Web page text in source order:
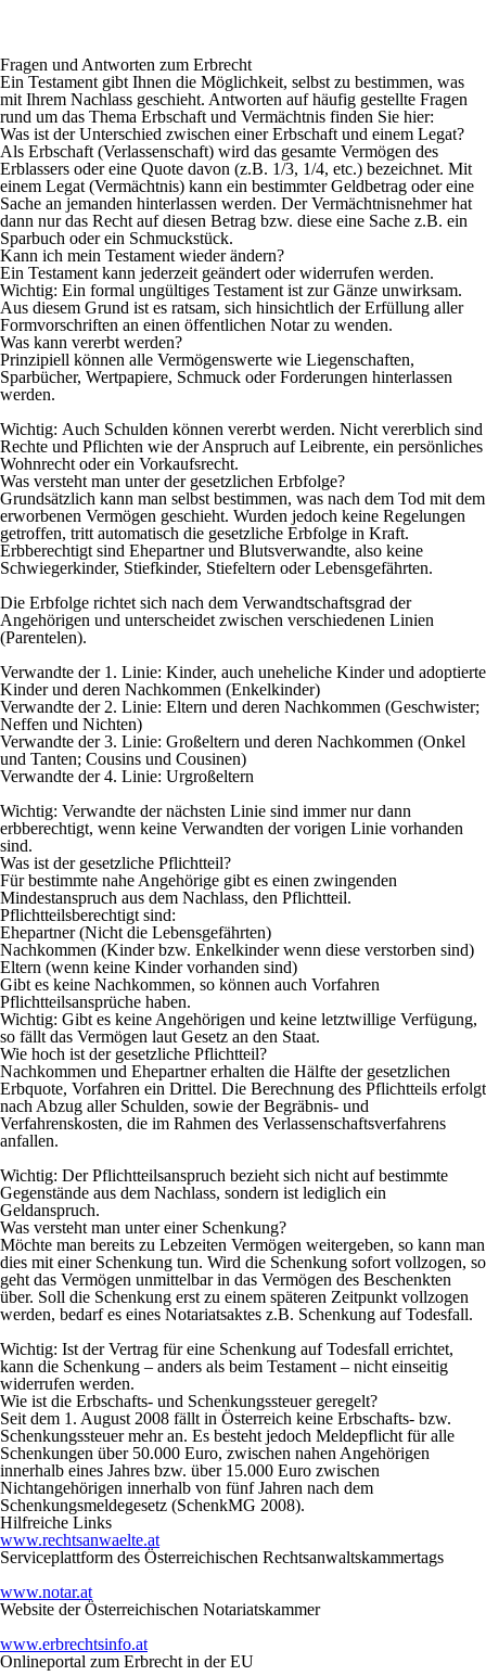
Fragen und Antworten zum Erbrecht
Ein Testament gibt Ihnen die Möglichkeit, selbst zu bestimmen, was
mit Ihrem Nachlass geschieht. Antworten auf häufig gestellte Fragen
rund um das Thema Erbschaft und Vermächtnis finden Sie hier:
Was ist der Unterschied zwischen einer Erbschaft und einem Legat?
Als Erbschaft (Verlassenschaft) wird das gesamte Vermögen des
Erblassers oder eine Quote davon (z.B. 1/3, 1/4, etc.) bezeichnet. Mit
einem Legat (Vermächtnis) kann ein bestimmter Geldbetrag oder eine
Sache an jemanden hinterlassen werden. Der Vermächtnisnehmer hat
dann nur das Recht auf diesen Betrag bzw. diese eine Sache z.B. ein
Sparbuch oder ein Schmuckstück.
Kann ich mein Testament wieder ändern?
Ein Testament kann jederzeit geändert oder widerrufen werden.
Wichtig: Ein formal ungültiges Testament ist zur Gänze unwirksam.
Aus diesem Grund ist es ratsam, sich hinsichtlich der Erfüllung aller
Formvorschriften an einen öffentlichen Notar zu wenden.
Was kann vererbt werden?
Prinzipiell können alle Vermögenswerte wie Liegenschaften,
Sparbücher, Wertpapiere, Schmuck oder Forderungen hinterlassen
werden.
Wichtig: Auch Schulden können vererbt werden. Nicht vererblich sind
Rechte und Pflichten wie der Anspruch auf Leibrente, ein persönliches
Wohnrecht oder ein Vorkaufsrecht.
Was versteht man unter der gesetzlichen Erbfolge?
Grundsätzlich kann man selbst bestimmen, was nach dem Tod mit dem
erworbenen Vermögen geschieht. Wurden jedoch keine Regelungen
getroffen, tritt automatisch die gesetzliche Erbfolge in Kraft.
Erbberechtigt sind Ehepartner und Blutsverwandte, also keine
Schwiegerkinder, Stiefkinder, Stiefeltern oder Lebensgefährten.
Die Erbfolge richtet sich nach dem Verwandtschaftsgrad der
Angehörigen und unterscheidet zwischen verschiedenen Linien
(Parentelen).
Verwandte der 1. Linie: Kinder, auch uneheliche Kinder und adoptierte
Kinder und deren Nachkommen (Enkelkinder)
Verwandte der 2. Linie: Eltern und deren Nachkommen (Geschwister;
Neffen und Nichten)
Verwandte der 3. Linie: Großeltern und deren Nachkommen (Onkel
und Tanten; Cousins und Cousinen)
Verwandte der 4. Linie: Urgroßeltern
Wichtig: Verwandte der nächsten Linie sind immer nur dann
erbberechtigt, wenn keine Verwandten der vorigen Linie vorhanden
sind.
Was ist der gesetzliche Pflichtteil?
Für bestimmte nahe Angehörige gibt es einen zwingenden
Mindestanspruch aus dem Nachlass, den Pflichtteil.
Pflichtteilsberechtigt sind:
Ehepartner (Nicht die Lebensgefährten)
Nachkommen (Kinder bzw. Enkelkinder wenn diese verstorben sind)
Eltern (wenn keine Kinder vorhanden sind)
Gibt es keine Nachkommen, so können auch Vorfahren
Pflichtteilsansprüche haben.
Wichtig: Gibt es keine Angehörigen und keine letztwillige Verfügung,
so fällt das Vermögen laut Gesetz an den Staat.
Wie hoch ist der gesetzliche Pflichtteil?
Nachkommen und Ehepartner erhalten die Hälfte der gesetzlichen
Erbquote, Vorfahren ein Drittel. Die Berechnung des Pflichtteils erfolgt
nach Abzug aller Schulden, sowie der Begräbnis- und
Verfahrenskosten, die im Rahmen des Verlassenschaftsverfahrens
anfallen.
Wichtig: Der Pflichtteilsanspruch bezieht sich nicht auf bestimmte
Gegenstände aus dem Nachlass, sondern ist lediglich ein
Geldanspruch.
Was versteht man unter einer Schenkung?
Möchte man bereits zu Lebzeiten Vermögen weitergeben, so kann man
dies mit einer Schenkung tun. Wird die Schenkung sofort vollzogen, so
geht das Vermögen unmittelbar in das Vermögen des Beschenkten
über. Soll die Schenkung erst zu einem späteren Zeitpunkt vollzogen
werden, bedarf es eines Notariatsaktes z.B. Schenkung auf Todesfall.
Wichtig: Ist der Vertrag für eine Schenkung auf Todesfall errichtet,
kann die Schenkung – anders als beim Testament – nicht einseitig
widerrufen werden.
Wie ist die Erbschafts- und Schenkungssteuer geregelt?
Seit dem 1. August 2008 fällt in Österreich keine Erbschafts- bzw.
Schenkungssteuer mehr an. Es besteht jedoch Meldepflicht für alle
Schenkungen über 50.000 Euro, zwischen nahen Angehörigen
innerhalb eines Jahres bzw. über 15.000 Euro zwischen
Nichtangehörigen innerhalb von fünf Jahren nach dem
Schenkungsmeldegesetz (SchenkMG 2008).
Hilfreiche Links
www.rechtsanwaelte.at
Serviceplattform des Österreichischen Rechtsanwaltskammertags
www.notar.at
Website der Österreichischen Notariatskammer
www.erbrechtsinfo.at
Onlineportal zum Erbrecht in der EU